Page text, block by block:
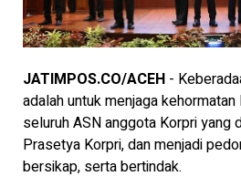
JATIMPOS.CO/ACEH -
adalah untuk menjaga kehormatan
seluruh ASN anggota Korpri yang
Prasetya Korpri, dan menjadi
bersikap, serta bertindak.